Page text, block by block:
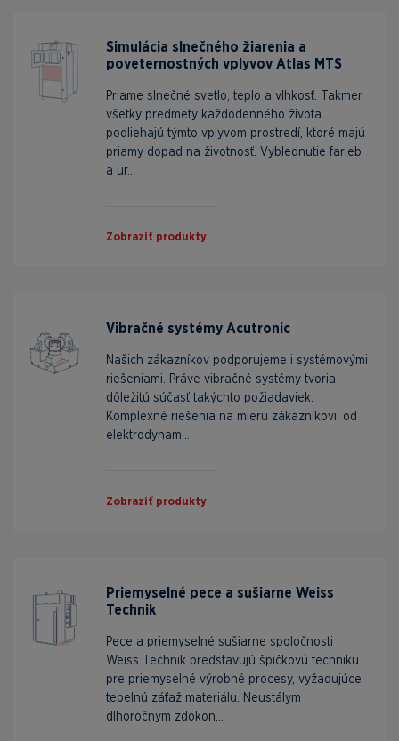
Simulácia slnečného žiarenia a
poveternostných vplyvov Atlas MTS
Priame slnečné svetlo, teplo a vlhkosť. Takmer
všetky predmety každodenného života
podliehajú týmto vplyvom prostredí, ktoré majú
priamy dopad na životnosť. Vyblednutie farieb
a ur...
Zobraziť produkty
Vibračné systémy Acutronic
Našich zákazníkov podporujeme i systémovými
riešeniami. Práve vibračné systémy tvoria
dôležitú súčasť takýchto požiadaviek.
Komplexné riešenia na mieru zákazníkovi: od
elektrodynam...
Zobraziť produkty
Priemyselné pece a sušiarne Weiss
Technik
Pece a priemyselné sušiarne spoločnosti
Weiss Technik predstavujú špičkovú techniku
pre priemyselné výrobné procesy, vyžadujúce
tepelnú záťaž materiálu. Neustálym
dlhoročným zdokon...